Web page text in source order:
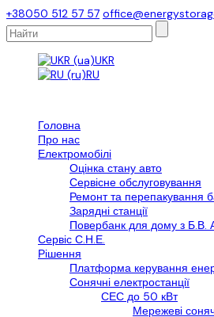
+38050 512 57 57
UKR
RU
Головна
Про нас
Електромобілі
Оцінка стану авто
Сервісне обслуговування
Ремонт та перепакування
Зарядні станції
Повербанк для дому з Б.В.
Сервіс С.Н.Е.
Рішення
Платформа керування
Сонячні електростанції
СЕС до 50 кВт
Мережеві